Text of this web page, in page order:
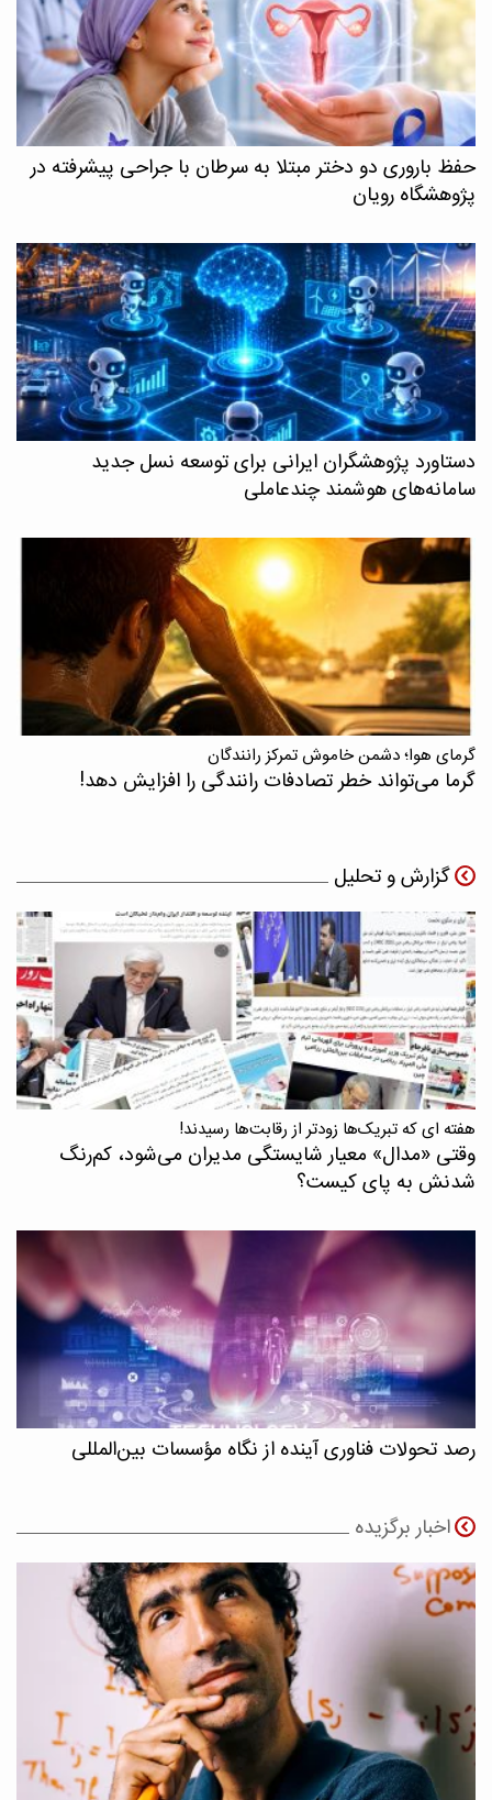
حفظ باروری دو دختر مبتلا به سرطان با جراحی پیشرفته در
پژوهشگاه رویان
دستاورد پژوهشگران ایرانی برای توسعه نسل جدید
سامانه‌های هوشمند چندعاملی
گرمای هوا؛ دشمن خاموش تمرکز رانندگان
گرما می‌تواند خطر تصادفات رانندگی را افزایش دهد!
گزارش و تحلیل
هفته ای که تبریک‌ها زودتر از رقابت‌ها رسیدند!
وقتی «مدال‌» معیار شایستگی مدیران می‌شود، کم‌رنگ
شدنش به پای کیست؟
رصد تحولات فناوری آینده از نگاه مؤسسات بین‌المللی
اخبار برگزیده